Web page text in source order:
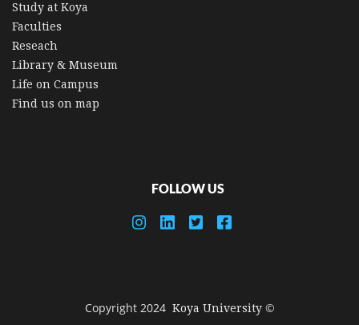
Study at Koya
Faculties
Reseach
Library & Museum
Life on Campus
Find us on map
FOLLOW US
© Copyright 2024
Koya University